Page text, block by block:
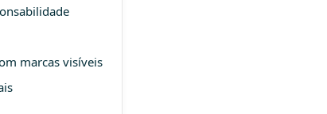
marcas visíveis